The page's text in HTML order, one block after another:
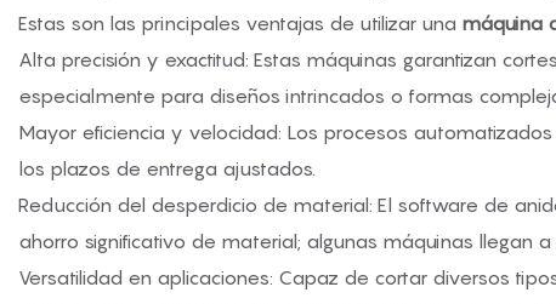
Estas son las principales ventajas de utilizar una máquina
Alta precisión y exactitud: Estas máquinas garantizan
especialmente para diseños intrincados o formas
Mayor eficiencia y velocidad: Los procesos
los plazos de entrega ajustados.
Reducción del desperdicio de material: El software de
ahorro significativo de material; algunas máquinas llegan
Versatilidad en aplicaciones: Capaz de cortar diversos